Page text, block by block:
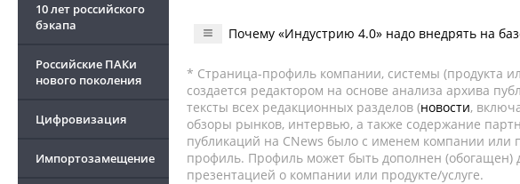
10 лет российского
бэкапа
Российские ПАКи
нового поколения
Цифровизация
Импортозамещение
Почему «Индустрию 4.0» надо внедрять на
* Страница-профиль компании, системы (продукта
создается редактором на основе анализа архива
тексты всех редакционных разделов (новости,
обзоры рынков, интервью, а также содержание
публикаций на CNews было с именем компании или
профиль. Профиль может быть дополнен (обогащен)
презентацией о компании или продукте/услуге.